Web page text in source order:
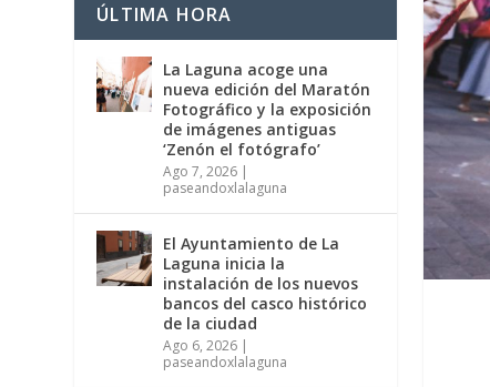
ÚLTIMA HORA
La Laguna acoge una
nueva edición del Maratón
Fotográfico y la exposición
de imágenes antiguas
‘Zenón el fotógrafo’
Ago 7, 2026 |
paseandoxlalaguna
El Ayuntamiento de La
Laguna inicia la
instalación de los nuevos
bancos del casco histórico
de la ciudad
Ago 6, 2026 |
paseandoxlalaguna